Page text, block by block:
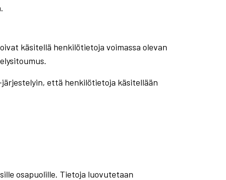
käsitellä henkilötietoja voimassa olevan
että henkilötietoja käsitellään
osapuolille. Tietoja luovutetaan